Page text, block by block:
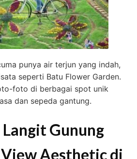
punya air terjun yang indah,
seperti Batu Flower Garden.
foto di berbagai spot unik
dan sepeda gantung.
Langit Gunung
Aesthetic di